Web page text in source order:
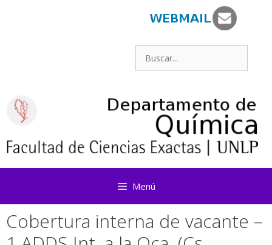
Buscar:
Menú
Cobertura interna de vacante –